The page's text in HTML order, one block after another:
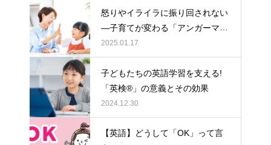
怒りやイライラに振り回されない
―子育てが変わる「アンガーマネ
ジメント」
2025.01.17
子どもたちの英語学習を支える!
「英検®」の意義とその効果
2024.12.30
【英語】どうして「OK」って言